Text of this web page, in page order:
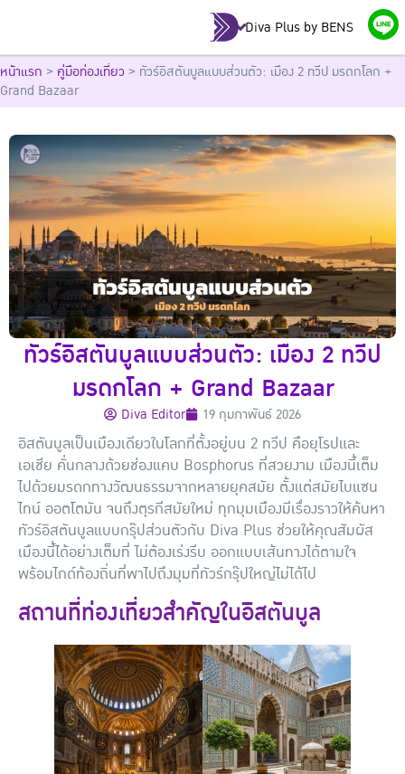
Diva Plus by BENS
หน้าแรก > คู่มือท่องเที่ยว > ทัวร์อิสตันบูลแบบส่วนตัว: เมือง 2 ทวีป มรดกโลก +
Grand Bazaar
ทัวร์อิสตันบูลแบบส่วนตัว: เมือง 2 ทวีป
มรดกโลก + Grand Bazaar
Diva Editor 19 กุมภาพันธ์ 2026
อิสตันบูลเป็นเมืองเดียวในโลกที่ตั้งอยู่บน 2 ทวีป คือยุโรปและ
เอเชีย คั่นกลางด้วยช่องแคบ Bosphorus ที่สวยงาม เมืองนี้เต็ม
ไปด้วยมรดกทางวัฒนธรรมจากหลายยุคสมัย ตั้งแต่สมัยไบแซน
ไทน์ ออตโตมัน จนถึงตุรกีสมัยใหม่ ทุกมุมเมืองมีเรื่องราวให้ค้นหา
ทัวร์อิสตันบูลแบบกรุ๊ปส่วนตัวกับ Diva Plus ช่วยให้คุณสัมผัส
เมืองนี้ได้อย่างเต็มที่ ไม่ต้องเร่งรีบ ออกแบบเส้นทางได้ตามใจ
พร้อมไกด์ท้องถิ่นที่พาไปถึงมุมที่ทัวร์กรุ๊ปใหญ่ไม่ได้ไป
สถานที่ท่องเที่ยวสำคัญในอิสตันบูล